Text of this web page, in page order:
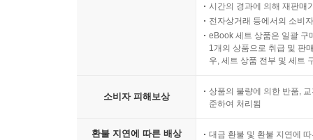
시간의 경과에 의해 재판매
전자상거래 등에서의 소비
eBook 세트 상품은 일괄 구
1개의 상품으로 취급 및 판
우, 세트 상품 전부 및 세트
소비자 피해보상
상품의 불량에 의한 반품,
준하여 처리됨
환불 지연에 따른 배상 대금 환불 및 환불 지연에